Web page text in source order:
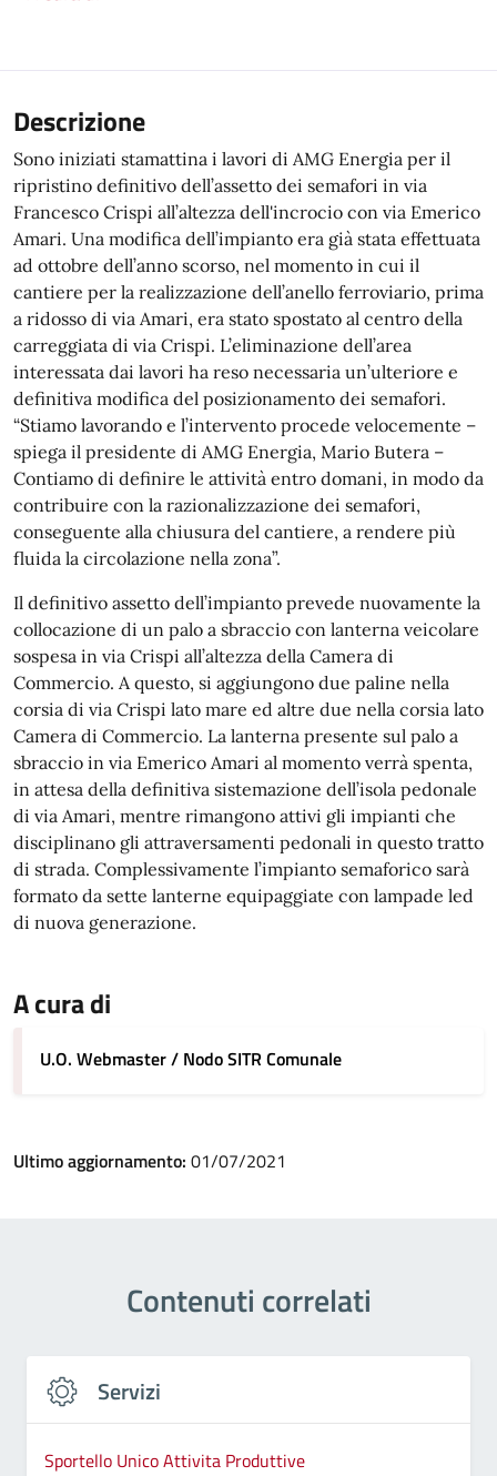
Descrizione
Sono iniziati stamattina i lavori di AMG Energia per il
ripristino definitivo dell’assetto dei semafori in via
Francesco Crispi all’altezza dell'incrocio con via Emerico
Amari. Una modifica dell’impianto era già stata effettuata
ad ottobre dell’anno scorso, nel momento in cui il
cantiere per la realizzazione dell’anello ferroviario, prima
a ridosso di via Amari, era stato spostato al centro della
carreggiata di via Crispi. L’eliminazione dell’area
interessata dai lavori ha reso necessaria un’ulteriore e
definitiva modifica del posizionamento dei semafori.
“Stiamo lavorando e l’intervento procede velocemente –
spiega il presidente di AMG Energia, Mario Butera –
Contiamo di definire le attività entro domani, in modo da
contribuire con la razionalizzazione dei semafori,
conseguente alla chiusura del cantiere, a rendere più
fluida la circolazione nella zona”.
Il definitivo assetto dell’impianto prevede nuovamente la
collocazione di un palo a sbraccio con lanterna veicolare
sospesa in via Crispi all’altezza della Camera di
Commercio. A questo, si aggiungono due paline nella
corsia di via Crispi lato mare ed altre due nella corsia lato
Camera di Commercio. La lanterna presente sul palo a
sbraccio in via Emerico Amari al momento verrà spenta,
in attesa della definitiva sistemazione dell’isola pedonale
di via Amari, mentre rimangono attivi gli impianti che
disciplinano gli attraversamenti pedonali in questo tratto
di strada. Complessivamente l’impianto semaforico sarà
formato da sette lanterne equipaggiate con lampade led
di nuova generazione.
A cura di
U.O. Webmaster / Nodo SITR Comunale
Ultimo aggiornamento: 01/07/2021
Contenuti correlati
Servizi
Sportello Unico Attivita Produttive